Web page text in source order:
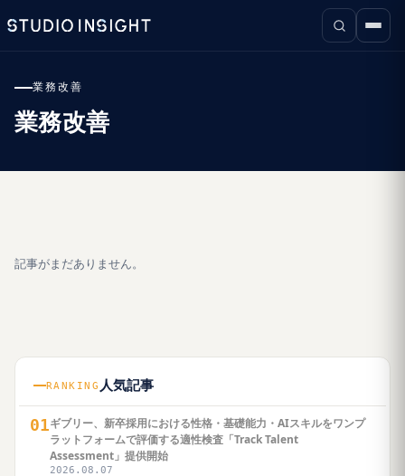
業務改善
業務改善
記事がまだありません。
RANKING 人気記事
01ギブリー、新卒採用における性格・基礎能力・AIスキルをワンプ
ラットフォームで評価する適性検査「Track Talent
Assessment」提供開始
2026.08.07